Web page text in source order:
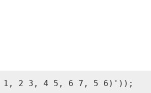
1, 2 3, 4 5, 6 7, 5 6)'));